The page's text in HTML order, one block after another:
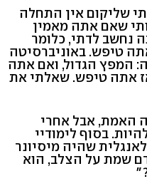
שליקום אין התחלה
שאם אתה מאמין
נחשב לדתי, כלומר
טיפש. באוניברסיטה
המפץ הגדול, ואם אתה
אתה טיפש. שאלתי את
האמת, אבל אחרי
בסוף לימודיי
שהיה מיסיונר
שמת על הצלב, הוא